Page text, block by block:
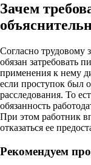
Зачем
Согласно трудовому
обязан затребовать
применения к нему
если проступок был
расследования. То
обязанность
При этом работник
отказаться ее
Рекомендуем